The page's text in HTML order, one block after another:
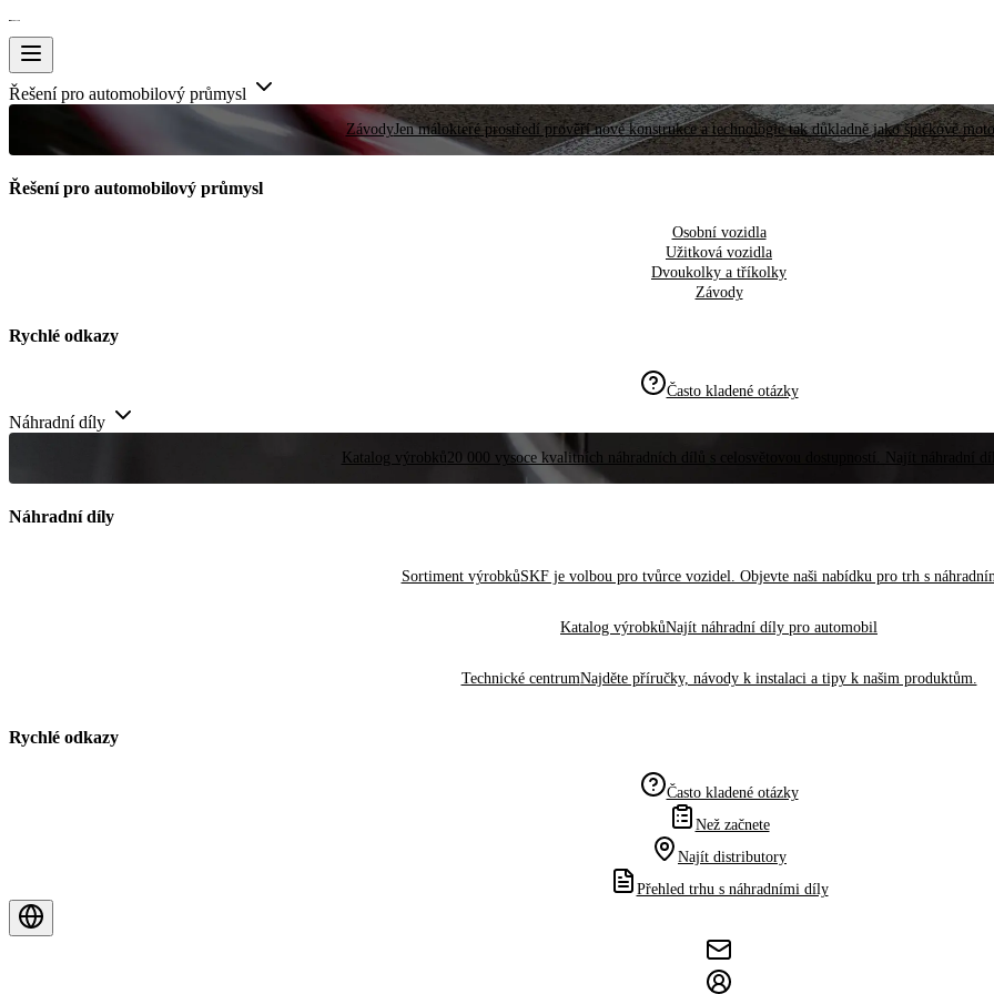
Řešení pro automobilový průmysl
ZávodyJen málokteré prostředí prověří nové konstrukce a technologie tak důkladně jako špičkové
Řešení pro automobilový průmysl
Osobní vozidla
Užitková vozidla
Dvoukolky a tříkolky
Závody
Rychlé odkazy
Často kladené otázky
Náhradní díly
Katalog výrobků20 000 vysoce kvalitních náhradních dílů s celosvětovou dostupností. Najít náhradní
Náhradní díly
Sortiment výrobkůSKF je volbou pro tvůrce vozidel. Objevte naši nabídku pro trh s
Katalog výrobkůNajít náhradní díly pro automobil
Technické centrumNajděte příručky, návody k instalaci a tipy k našim produktům.
Rychlé odkazy
Často kladené otázky
Než začnete
Najít distributory
Přehled trhu s náhradními díly